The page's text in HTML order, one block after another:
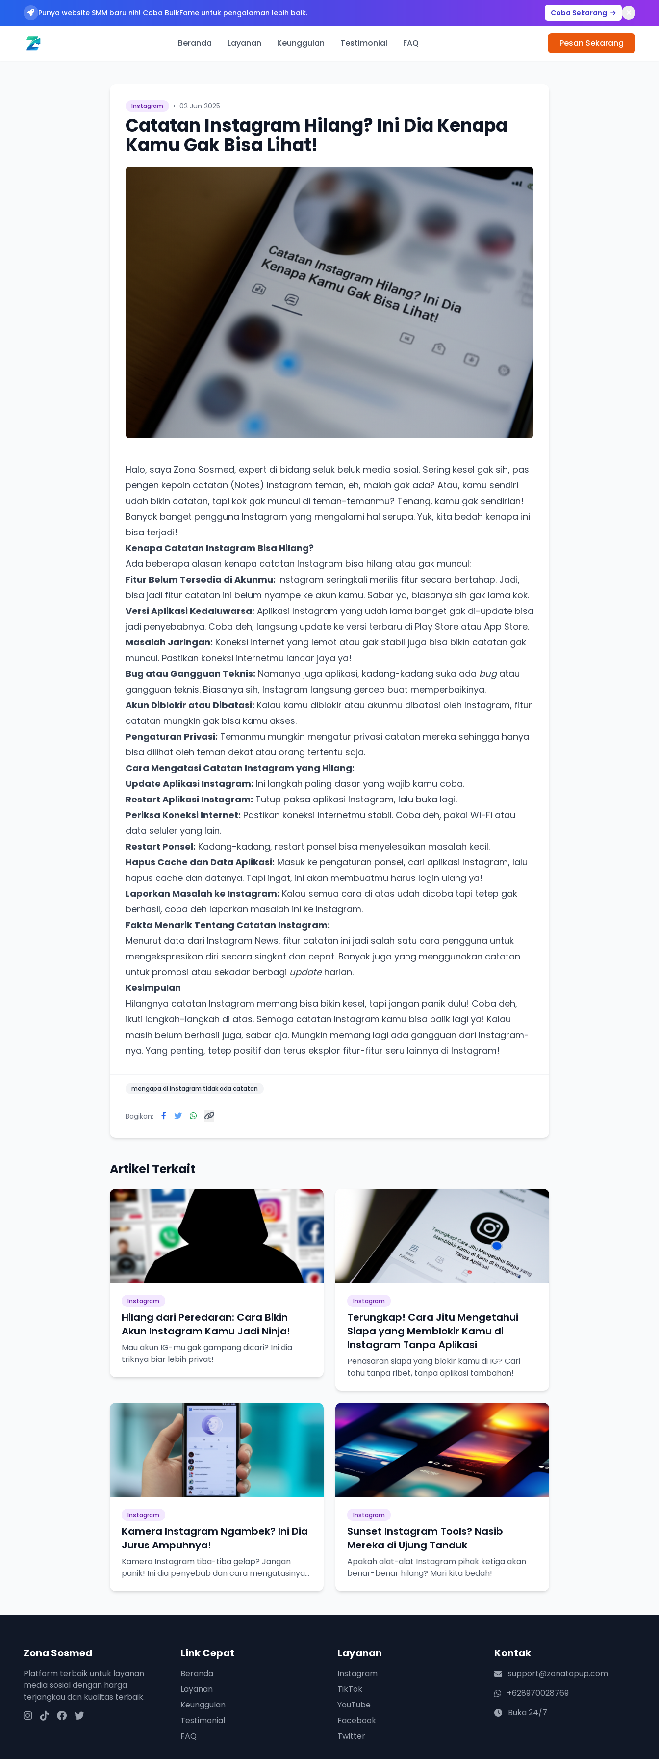
Punya website SMM baru nih! Coba BulkFame untuk pengalaman lebih baik. Coba Sekarang
Beranda Layanan Keunggulan Testimonial FAQ Pesan Sekarang
Instagram • 02 Jun 2025
Catatan Instagram Hilang? Ini Dia Kenapa
Kamu Gak Bisa Lihat!
Halo, saya Zona Sosmed, expert di bidang seluk beluk media sosial. Sering kesel gak sih, pas
pengen kepoin catatan (Notes) Instagram teman, eh, malah gak ada? Atau, kamu sendiri
udah bikin catatan, tapi kok gak muncul di teman-temanmu? Tenang, kamu gak sendirian!
Banyak banget pengguna Instagram yang mengalami hal serupa. Yuk, kita bedah kenapa ini
bisa terjadi!
Kenapa Catatan Instagram Bisa Hilang?
Ada beberapa alasan kenapa catatan Instagram bisa hilang atau gak muncul:
Fitur Belum Tersedia di Akunmu: Instagram seringkali merilis fitur secara bertahap. Jadi,
bisa jadi fitur catatan ini belum nyampe ke akun kamu. Sabar ya, biasanya sih gak lama kok.
Versi Aplikasi Kedaluwarsa: Aplikasi Instagram yang udah lama banget gak di-update bisa
jadi penyebabnya. Coba deh, langsung update ke versi terbaru di Play Store atau App Store.
Masalah Jaringan: Koneksi internet yang lemot atau gak stabil juga bisa bikin catatan gak
muncul. Pastikan koneksi internetmu lancar jaya ya!
Bug atau Gangguan Teknis: Namanya juga aplikasi, kadang-kadang suka ada bugatau
gangguan teknis. Biasanya sih, Instagram langsung gercep buat memperbaikinya.
Akun Diblokir atau Dibatasi: Kalau kamu diblokir atau akunmu dibatasi oleh Instagram, fitur
catatan mungkin gak bisa kamu akses.
Pengaturan Privasi: Temanmu mungkin mengatur privasi catatan mereka sehingga hanya
bisa dilihat oleh teman dekat atau orang tertentu saja.
Cara Mengatasi Catatan Instagram yang Hilang:
Update Aplikasi Instagram: Ini langkah paling dasar yang wajib kamu coba.
Restart Aplikasi Instagram: Tutup paksa aplikasi Instagram, lalu buka lagi.
Periksa Koneksi Internet: Pastikan koneksi internetmu stabil. Coba deh, pakai Wi-Fi atau
data seluler yang lain.
Restart Ponsel: Kadang-kadang, restart ponsel bisa menyelesaikan masalah kecil.
Hapus Cache dan Data Aplikasi: Masuk ke pengaturan ponsel, cari aplikasi Instagram, lalu
hapus cache dan datanya. Tapi ingat, ini akan membuatmu harus login ulang ya!
Laporkan Masalah ke Instagram: Kalau semua cara di atas udah dicoba tapi tetep gak
berhasil, coba deh laporkan masalah ini ke Instagram.
Fakta Menarik Tentang Catatan Instagram:
Menurut data dari Instagram News, fitur catatan ini jadi salah satu cara pengguna untuk
mengekspresikan diri secara singkat dan cepat. Banyak juga yang menggunakan catatan
untuk promosi atau sekadar berbagi updateharian.
Kesimpulan
Hilangnya catatan Instagram memang bisa bikin kesel, tapi jangan panik dulu! Coba deh,
ikuti langkah-langkah di atas. Semoga catatan Instagram kamu bisa balik lagi ya! Kalau
masih belum berhasil juga, sabar aja. Mungkin memang lagi ada gangguan dari Instagram-
nya. Yang penting, tetep positif dan terus eksplor fitur-fitur seru lainnya di Instagram!
mengapa di instagram tidak ada catatan
Bagikan:
Artikel Terkait
Instagram
Hilang dari Peredaran: Cara Bikin
Akun Instagram Kamu Jadi Ninja!
Mau akun IG-mu gak gampang dicari? Ini dia
triknya biar lebih privat!
Instagram
Terungkap! Cara Jitu Mengetahui
Siapa yang Memblokir Kamu di
Instagram Tanpa Aplikasi
Penasaran siapa yang blokir kamu di IG? Cari
tahu tanpa ribet, tanpa aplikasi tambahan!
Instagram
Kamera Instagram Ngambek? Ini Dia
Jurus Ampuhnya!
Kamera Instagram tiba-tiba gelap? Jangan
panik! Ini dia penyebab dan cara mengatasinya
Instagram
Sunset Instagram Tools? Nasib
Mereka di Ujung Tanduk
Apakah alat-alat Instagram pihak ketiga akan
benar-benar hilang? Mari kita bedah!
Zona Sosmed
Platform terbaik untuk layanan
media sosial dengan harga
terjangkau dan kualitas terbaik.
Link Cepat
Beranda
Layanan
Keunggulan
Testimonial
FAQ
Layanan
Instagram
TikTok
YouTube
Facebook
Twitter
Kontak
support@zonatopup.com
+628970028769
Buka 24/7
Ada Website Baru!
Khusus untuk kamu yang mau coba
Punya website SMM baru nih! Coba BulkFame
untuk pengalaman lebih baik.
Tanpa daftar ulang, gratis dicoba. Kamu tetap bisa pakai
Zona Sosmed kapan saja.
Coba BulkFame
Lain kali saja